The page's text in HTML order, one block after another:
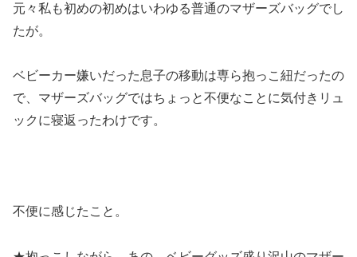
元々私も初めの初めはいわゆる普通のマザーズバッグでし
たが。
ベビーカー嫌いだった息子の移動は専ら抱っこ紐だったの
で、マザーズバッグではちょっと不便なことに気付きリュ
ックに寝返ったわけです。
不便に感じたこと。